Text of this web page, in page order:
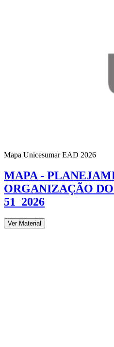
Mapa Unicesumar EAD 2026
MAPA -
ORGANIZAÇÃO
51_2026
Ver Material